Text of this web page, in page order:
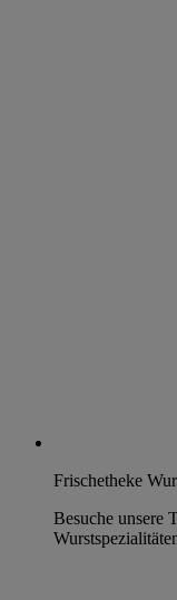
Frischetheke
Besuche unsere